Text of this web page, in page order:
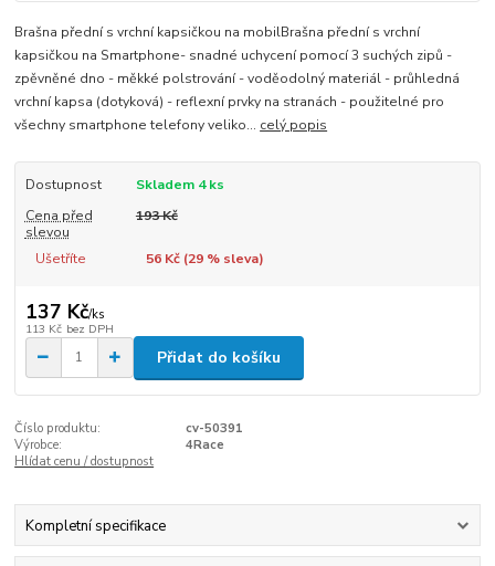
Brašna přední s vrchní kapsičkou na mobilBrašna přední s vrchní
kapsičkou na Smartphone- snadné uchycení pomocí 3 suchých zipů -
zpěvněné dno - měkké polstrování - voděodolný materiál - průhledná
vrchní kapsa (dotyková) - reflexní prvky na stranách - použitelné pro
všechny smartphone telefony veliko... celý popis
Dostupnost
Skladem 4 ks
Cena před
slevou
193 Kč
Ušetříte 56 Kč (29% sleva)
137 Kč/ks
113 Kč bez DPH
Přidat do košíku
Číslo produktu:
cv-50391
Výrobce:
4Race
Hlídat cenu / dostupnost
Kompletní specifikace